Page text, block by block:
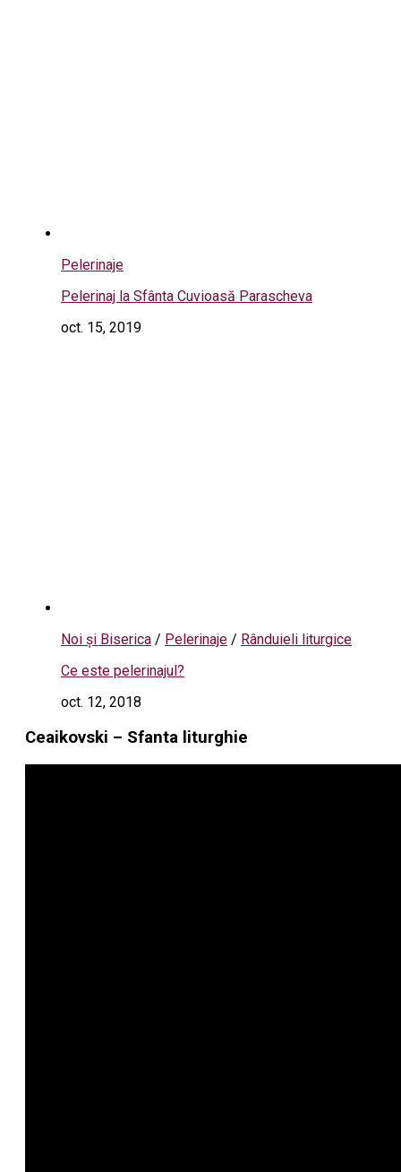
Pelerinaje
Pelerinaj la Sfânta Cuvioasă Parascheva
oct. 15, 2019
Noi și Biserica / Pelerinaje / Rânduieli liturgice
Ce este pelerinajul?
oct. 12, 2018
Ceaikovski – Sfanta liturghie